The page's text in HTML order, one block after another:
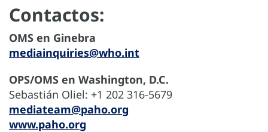
Contactos:
OMS en Ginebra
mediainquiries@who.int
OPS/OMS en Washington, D.C.
Sebastián Oliel: +1 202 316-5679
mediateam@paho.org
www.paho.org